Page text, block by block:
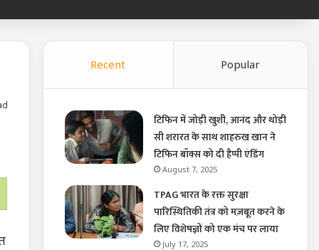
Recent Popular
टिफिन में जोड़ी खुशी, आनंद और थोड़ी
सी शरारत के साथ शाहरुख खान ने
टिफिन बॉक्स को दी हैप्पी एंडिंग
August 7, 2025
TPAG भारत के रक्त सुरक्षा
पारिस्थितिकी तंत्र को मज़बूत करने के
लिए विशेषज्ञों को एक मंच पर लाया
July 17, 2025